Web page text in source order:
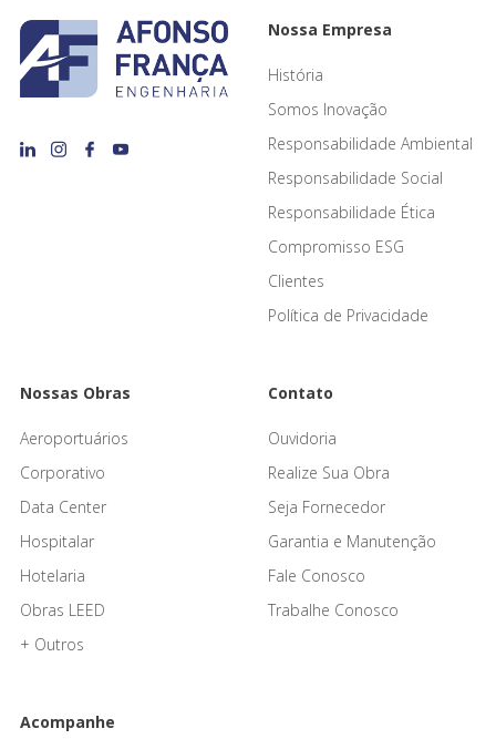
Nossa Empresa
História
Somos Inovação
Responsabilidade Ambiental
Responsabilidade Social
Responsabilidade Ética
Compromisso ESG
Clientes
Política de Privacidade
Nossas Obras
Aeroportuários
Corporativo
Data Center
Hospitalar
Hotelaria
Obras LEED
+ Outros
Contato
Ouvidoria
Realize Sua Obra
Seja Fornecedor
Garantia e Manutenção
Fale Conosco
Trabalhe Conosco
Acompanhe